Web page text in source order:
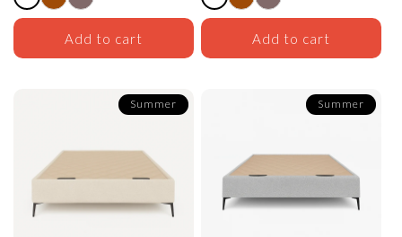
Add to cart Add to cart
Summer Summer